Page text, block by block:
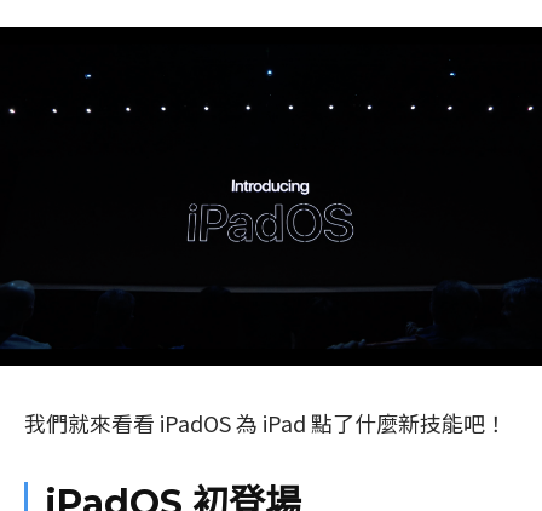
我們就來看看 iPadOS 為 iPad 點了什麼新技能吧！